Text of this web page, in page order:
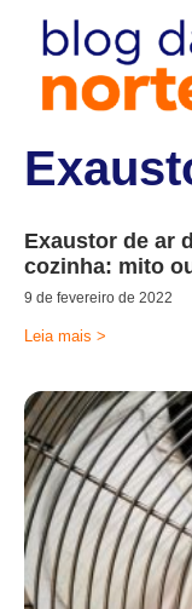
Exaustor de ar
cozinha: mito
9 de fevereiro de 2022
Leia mais >